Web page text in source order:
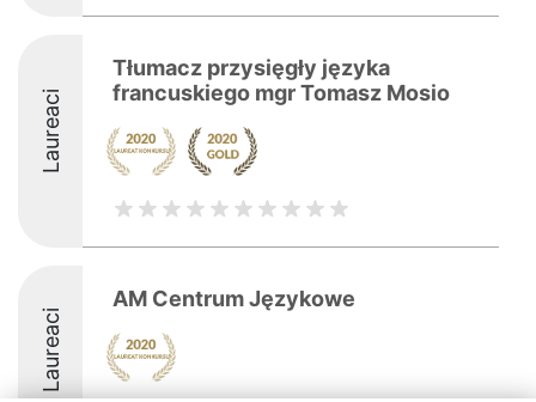
Laureaci
Tłumacz przysięgły języka
francuskiego mgr Tomasz Mosio
Laureaci
AM Centrum Językowe